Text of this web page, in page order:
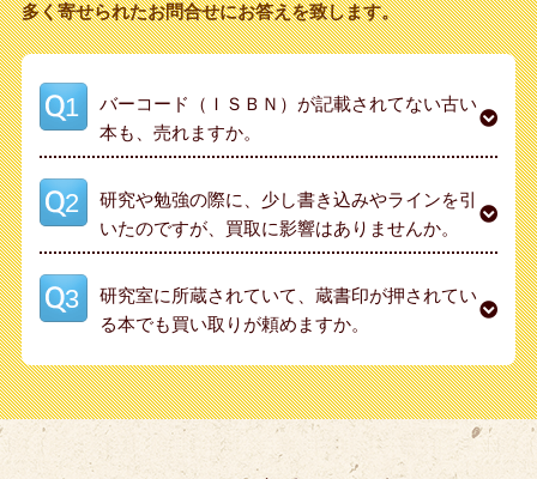
多く寄せられたお問合せにお答えを致します。
バーコード（ＩＳＢＮ）が記載されてない古い
本も、売れますか。
研究や勉強の際に、少し書き込みやラインを引
いたのですが、買取に影響はありませんか。
研究室に所蔵されていて、蔵書印が押されてい
る本でも買い取りが頼めますか。